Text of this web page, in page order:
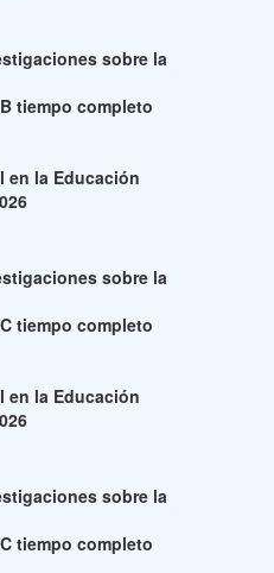
sobre la
tiempo completo
en la Educación
sobre la
tiempo completo
en la Educación
sobre la
tiempo completo